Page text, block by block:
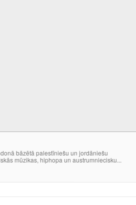
bāzētā palestīniešu un jordāniešu
mūzikas, hiphopa un austrumniecisku...